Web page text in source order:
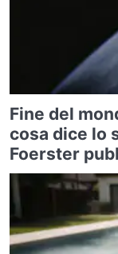
Fine del
cosa dice lo
Foerster